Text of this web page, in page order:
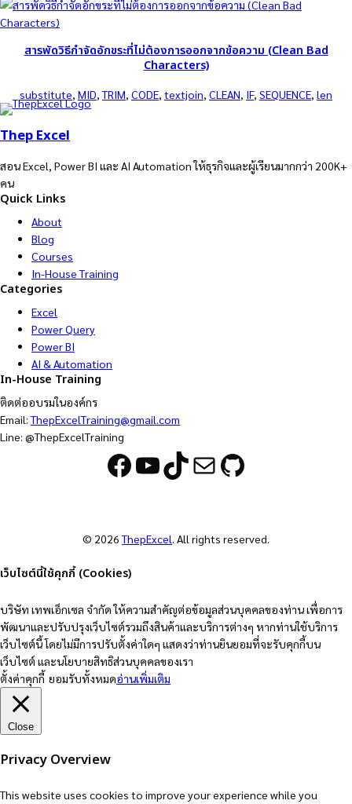
สารพัดวิธีกำจัดอักขระที่ไม่ต้องการออกจากข้อความ (Clean Bad
Characters)
substitute MID , TRIM CODE textjoin CLEAN IF, SEQUENCE len
Thep Excel
สอน Excel, Power BI และ AI Automation ให้ธุรกิจและผู้เรียนมากกว่า 200K+
คน
Quick Links
About
Blog
Courses
In-House Training
Categories
Excel
Power Query
Power BI
AI & Automation
In-House Training
ติดต่ออบรมในองค์กร
Email:ThepExcelTraining@gmail.com
Line: @ThepExcelTraining
Facebook YouTube TikTok Mail GitHub
© 2026ThepExcel . All rights reserved.
เว็บไซต์นี้ใช้คุกกี้ (Cookies)
บริษัท เทพเอ็กเซล จำกัด ให้ความสำคัญต่อข้อมูลส่วนบุคคลของท่าน เพื่อการ
พัฒนาและปรับปรุงเว็บไซต์รวมถึงสินค้าและบริการต่างๆ หากท่านใช้บริการ
เว็บไซต์นี้ โดยไม่มีการปรับตั้งค่าใดๆ แสดงว่าท่านยินยอมที่จะรับคุกกี้บน
เว็บไซต์ และนโยบายสิทธิส่วนบุคคลของเรา
ตั้งค่าคุกกี้ ยอมรับทั้งหมดอ่านเพิ่มเติม
Close
Privacy Overview
This website uses cookies to improve your experience while you